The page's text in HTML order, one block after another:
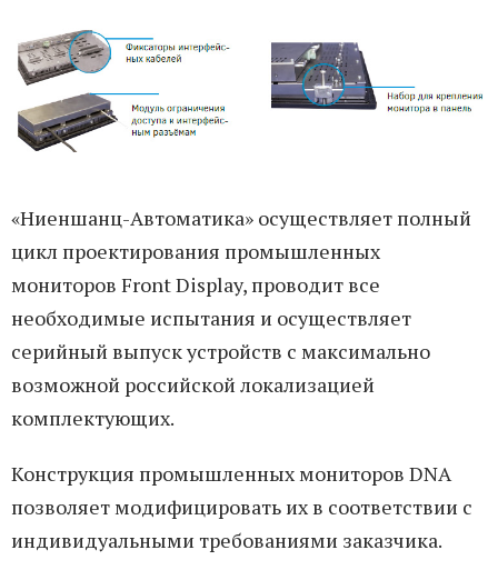
«Ниеншанц-Автоматика» осуществляет полный
цикл проектирования промышленных
мониторов Front Display, проводит все
необходимые испытания и осуществляет
серийный выпуск устройств с максимально
возможной российской локализацией
комплектующих.
Конструкция промышленных мониторов DNA
позволяет модифицировать их в соответствии с
индивидуальными требованиями заказчика.